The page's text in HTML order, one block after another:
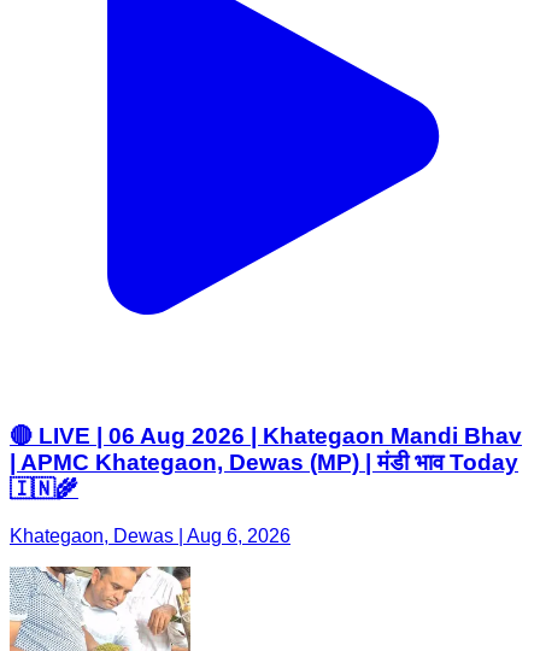
🔴 LIVE | 06 Aug 2026 | Khategaon Mandi Bhav
| APMC Khategaon, Dewas (MP) | मंडी भाव Today
🇮🇳🌾
Khategaon, Dewas | Aug 6, 2026